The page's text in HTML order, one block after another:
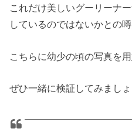
これだけ美しいグーリーナ
しているのではないかとの噂
こちらに幼少の頃の写真を
ぜひ一緒に検証してみましょ